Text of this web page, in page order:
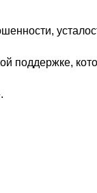
поддержке,